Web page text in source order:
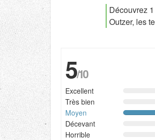
Découvrez
Outzer, les
5/10
Excellent
Très bien
Moyen
Décevant
Horrible